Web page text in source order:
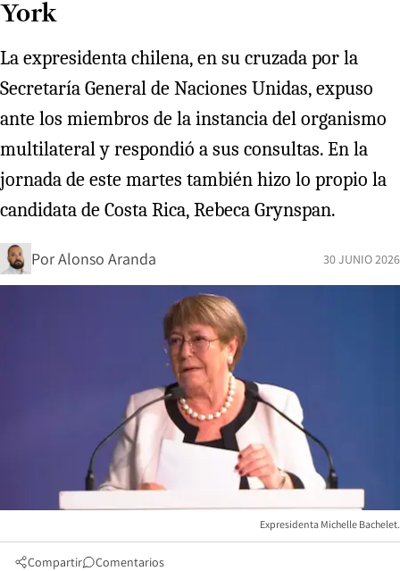
York
La expresidenta chilena, en su cruzada por la
Secretaría General de Naciones Unidas, expuso
ante los miembros de la instancia del organismo
multilateral y respondió a sus consultas. En la
jornada de este martes también hizo lo propio la
candidata de Costa Rica, Rebeca Grynspan.
PorAlonso Aranda 30 JUNIO 2026
Expresidenta Michelle Bachelet.
Compartir Comentarios